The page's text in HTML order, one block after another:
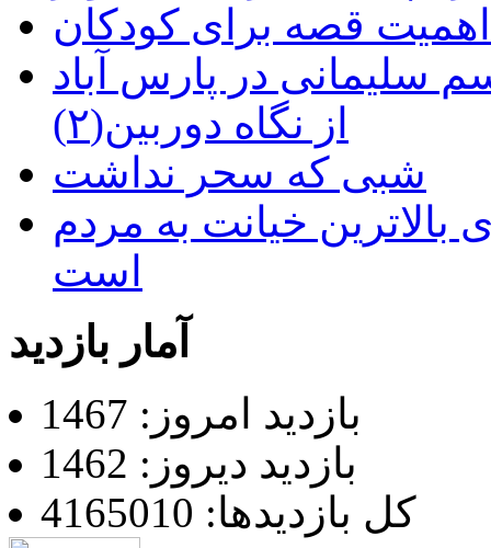
سلیمانی در پارس آباد
از نگاه دوربین(۲)
شبی که سحر نداشت
خیانت به مردم
است
آمار بازدید
بازدید امروز: 1467
بازدید دیروز: 1462
کل بازدیدها: 4165010